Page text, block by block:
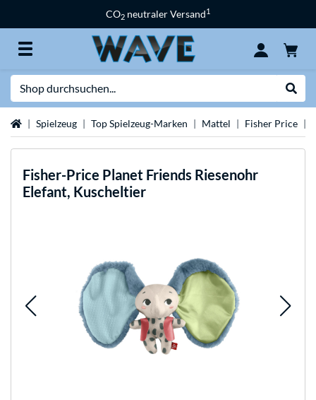
CO2 neutraler Versand1
StartseiteSpielzeug Top Spielzeug-Marken Mattel Fisher Price
Fisher-Price Planet Friends Riesenohr
Elefant, Kuscheltier